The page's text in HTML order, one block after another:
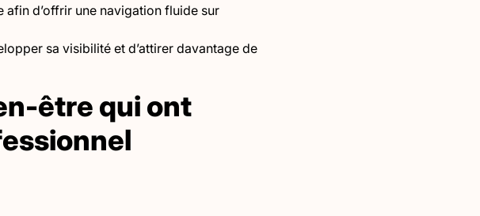
d’offrir une navigation fluide sur
sa visibilité et d’attirer davantage de
être qui ont